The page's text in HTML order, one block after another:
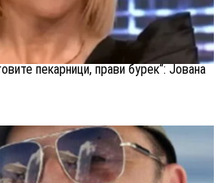
пекарници, прави бурек“: Јована